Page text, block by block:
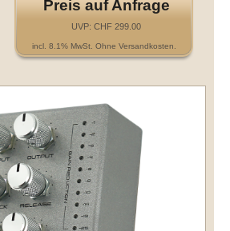
Preis auf Anfrage
UVP: CHF 299.00
incl. 8.1% MwSt. Ohne Versandkosten.